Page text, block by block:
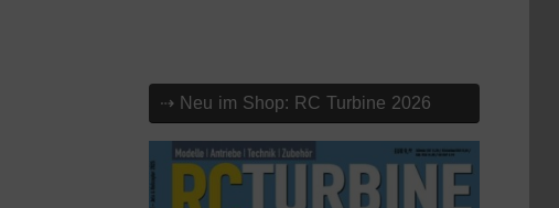
⇢ Neu im Shop: RC Turbine 2026